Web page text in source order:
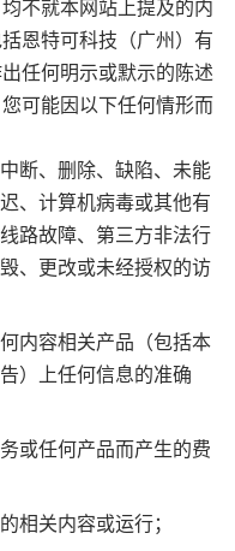
不就本网站上提及的内
恩特可科技（广州）有
任何明示或默示的陈述
可能因以下任何情形而
断、删除、缺陷、未能
、计算机病毒或其他有
路故障、第三方非法行
、更改或未经授权的访
内容相关产品（包括本
）上任何信息的准确
或任何产品而产生的费
相关内容或运行；